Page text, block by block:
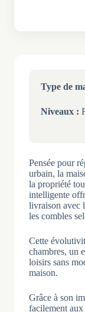
Type de
Niveaux :
Pensée pour
urbain, la
la propriété
intelligente
livraison avec
les combles
Cette
chambres, un
loisirs sans
maison.
Grâce à son
facilement